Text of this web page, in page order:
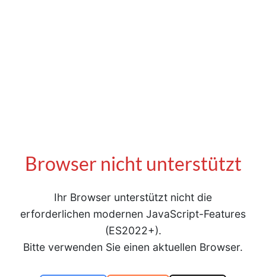
Browser nicht unterstützt
Ihr Browser unterstützt nicht die
erforderlichen modernen JavaScript-Features
(ES2022+).
Bitte verwenden Sie einen aktuellen Browser.